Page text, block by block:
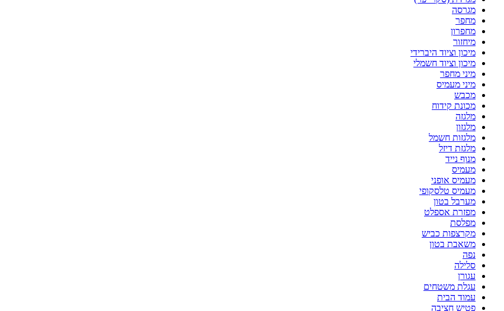
מגרסה
מחפר
מחפרון
מיחזור
מיכון וציוד היברידי
מיכון וציוד חשמלי
מיני מחפר
מיני מעמיס
מכבש
מכונת קידוח
מלגזה
מלגזון
מלגזות חשמל
מלגזת דיזל
מנוף נייד
מעמיס
מעמיס אופני
מעמיס טלסקופי
מערבל בטון
מפזרת אספלט
מפלסת
מקרצפות כביש
משאבת בטון
נפה
סלילה
עגורן
עגלת משטחים
עמוד הבית
פטיש חציבה